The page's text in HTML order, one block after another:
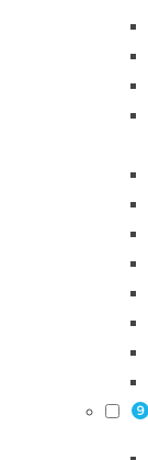
9